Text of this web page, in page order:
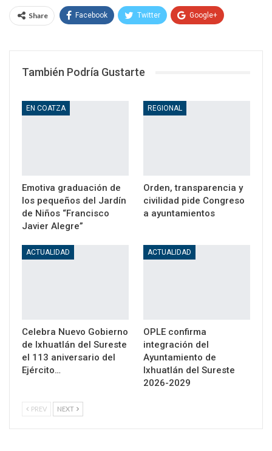
Share Facebook Twitter Google+
También Podría Gustarte
EN COATZA
Emotiva graduación de
los pequeños del Jardín
de Niños “Francisco
Javier Alegre”
REGIONAL
Orden, transparencia y
civilidad pide Congreso
a ayuntamientos
ACTUALIDAD
Celebra Nuevo Gobierno
de Ixhuatlán del Sureste
el 113 aniversario del
Ejército…
ACTUALIDAD
OPLE confirma
integración del
Ayuntamiento de
Ixhuatlán del Sureste
2026-2029
PREV NEXT